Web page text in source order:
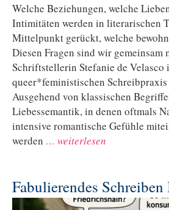
Welche Beziehungen, welche
Intimitäten werden in literarischen
Mittelpunkt gerückt, welche
Diesen Fragen sind wir gemeinsam
Schriftstellerin Stefanie de Velasco
queer*feministischen Schreibpraxis
Ausgehend von klassischen
Liebessemantik, in denen oftmals
intensive romantische Gefühle
werden … weiterlesen
Fabulierendes